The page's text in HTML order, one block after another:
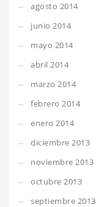
agosto 2014
junio 2014
mayo 2014
abril 2014
marzo 2014
febrero 2014
enero 2014
diciembre 2013
noviembre 2013
octubre 2013
septiembre 2013